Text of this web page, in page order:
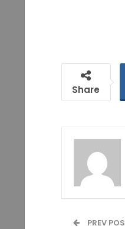
Share
PREV